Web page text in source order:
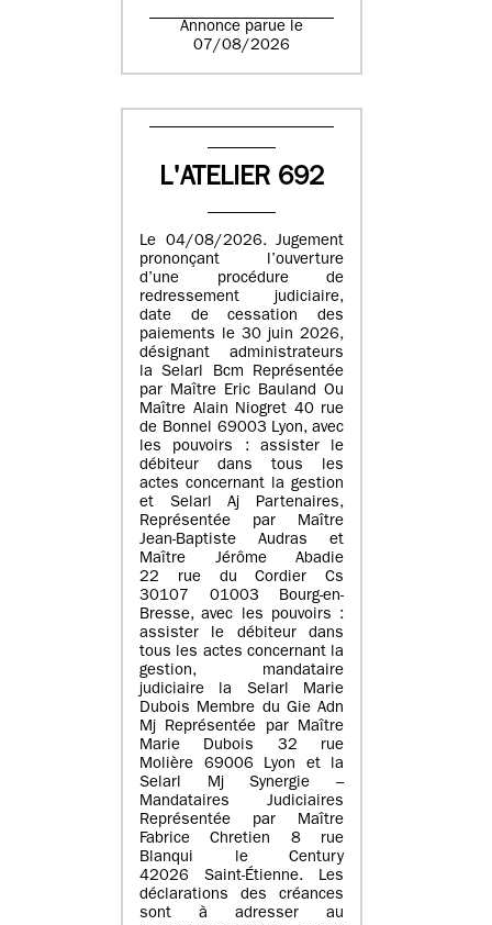
Annonce parue le
07/08/2026
L'ATELIER 692
Le 04/08/2026. Jugement
prononçant l’ouverture
d’une procédure de
redressement judiciaire,
date de cessation des
paiements le 30 juin 2026,
désignant administrateurs
la Selarl Bcm Représentée
par Maître Eric Bauland Ou
Maître Alain Niogret 40 rue
de Bonnel 69003 Lyon, avec
les pouvoirs : assister le
débiteur dans tous les
actes concernant la gestion
et Selarl Aj Partenaires,
Représentée par Maître
Jean-Baptiste Audras et
Maître Jérôme Abadie
22 rue du Cordier Cs
30107 01003 Bourg-en-
Bresse, avec les pouvoirs :
assister le débiteur dans
tous les actes concernant la
gestion, mandataire
judiciaire la Selarl Marie
Dubois Membre du Gie Adn
Mj Représentée par Maître
Marie Dubois 32 rue
Molière 69006 Lyon et la
Selarl Mj Synergie –
Mandataires Judiciaires
Représentée par Maître
Fabrice Chretien 8 rue
Blanqui le Century
42026 Saint-Étienne. Les
déclarations des créances
sont à adresser au